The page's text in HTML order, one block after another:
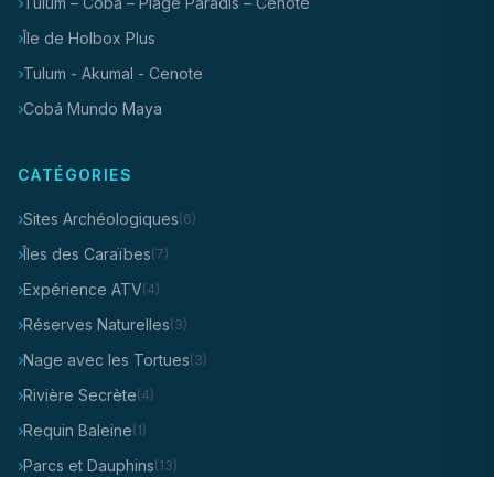
Île de Holbox Plus
Tulum - Akumal - Cenote
Cobá Mundo Maya
CATÉGORIES
Sites Archéologiques(6)
Îles des Caraïbes(7)
Expérience ATV(4)
Réserves Naturelles(3)
Nage avec les Tortues(3)
Rivière Secrète(4)
Requin Baleine(1)
Parcs et Dauphins(13)